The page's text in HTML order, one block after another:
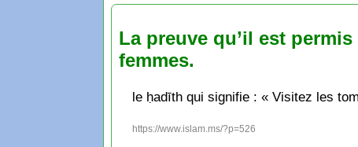
La preuve qu’il est
femmes.
le ḥadīth qui signifie : « Visitez les
https://www.islam.ms/?p=526